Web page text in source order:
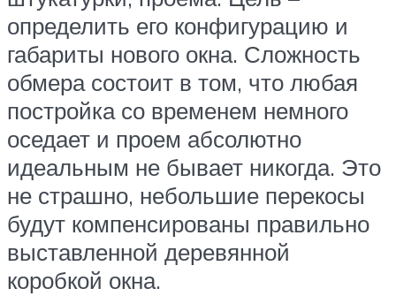
определить его конфигурацию и
габариты нового окна. Сложность
обмера состоит в том, что любая
постройка со временем немного
оседает и проем абсолютно
идеальным не бывает никогда. Это
не страшно, небольшие перекосы
будут компенсированы правильно
выставленной деревянной
коробкой окна.